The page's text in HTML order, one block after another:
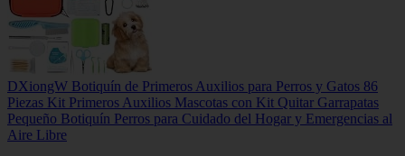
DXiongW Botiquín de Primeros Auxilios para Perros y Gatos 86
Piezas Kit Primeros Auxilios Mascotas con Kit Quitar Garrapatas
Pequeño Botiquín Perros para Cuidado del Hogar y Emergencias al
Aire Libre